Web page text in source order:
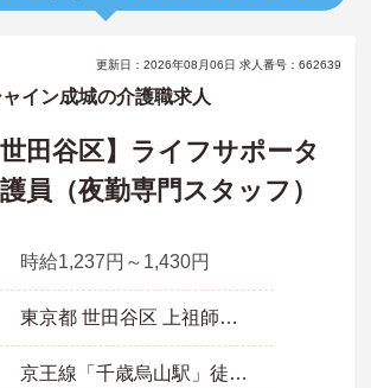
更新日：2026年08月06日 求人番号：662639
イン成城の介護職求人
世田谷区】ライフサポータ
員（夜勤専門スタッフ）
時給1,237円～1,430円
東京都 世田谷区 上祖師谷6-29-19
京王線「千歳烏山駅」徒歩15分